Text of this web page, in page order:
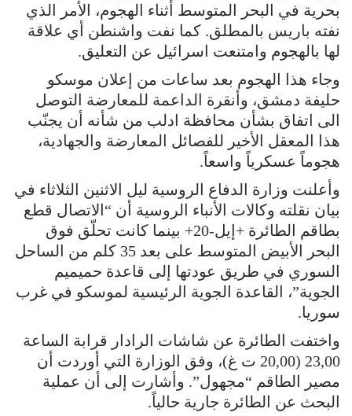
بحرية في البحر المتوسط أثناء الهجوم، الأمر الذي
نفته باريس بالمطلق. كما نفت واشنطن أي علاقة
لها بالهجوم وامتنعت اسرائيل عن التعليق.
وجاء هذا الهجوم بعد ساعات من إعلان موسكو
حليفة دمشق، وأنقرة الداعمة للمعارضة التوصل
الى اتفاق بشأن محافظة ادلب من شأنه أن يجنّب
هذا المعقل الأخير للفصائل المعارضة والجهادية،
هجوماً عسكرياً واسعاً.
وأعلنت وزارة الدفاع الروسية ليل الاثنين الثلاثاء في
بيان نقلته وكالات الأنباء الروسية أن “الاتصال قطع
بطاقم الطائرة +إيل-20+ بينما كانت تحلّق فوق
البحر الأبيض المتوسط على بعد 35 كلم من الساحل
السوري في طريق عودتها إلى قاعدة حميميم
الجوية”، القاعدة الجوية الرئيسية لموسكو في غرب
سوريا.
واختفت الطائرة عن شاشات الرادار قرابة الساعة
23,00 (20,00 ت غ)، وفق الوزارة التي أوردت أن
مصير الطاقم “مجهول”. وأشارت إلى أن عملية
البحث عن الطائرة جارية حالياً.